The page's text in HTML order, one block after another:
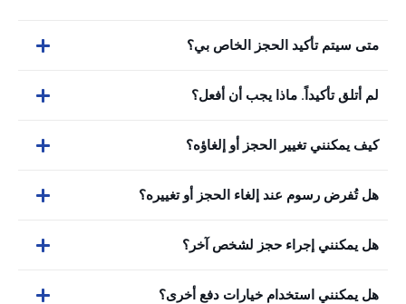
متى سيتم تأكيد الحجز الخاص بي؟
لم أتلق تأكيداً. ماذا يجب أن أفعل؟
كيف يمكنني تغيير الحجز أو إلغاؤه؟
هل تُفرض رسوم عند إلغاء الحجز أو تغييره؟
هل يمكنني إجراء حجز لشخص آخر؟
هل يمكنني استخدام خيارات دفع أخرى؟